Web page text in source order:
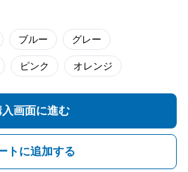
ブルー グレー
ピンク オレンジ
入画面に進む
トに追加する